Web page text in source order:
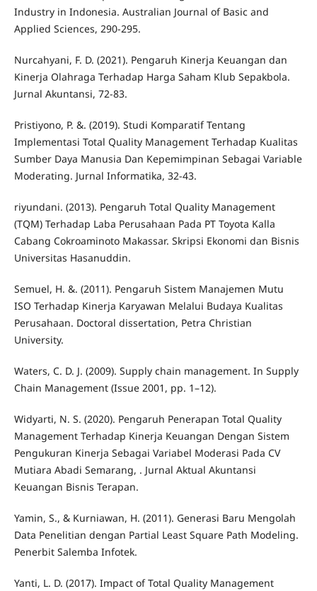
Industry in Indonesia. Australian Journal of Basic and
Applied Sciences, 290-295.
Nurcahyani, F. D. (2021). Pengaruh Kinerja Keuangan dan
Kinerja Olahraga Terhadap Harga Saham Klub Sepakbola.
Jurnal Akuntansi, 72-83.
Pristiyono, P. &. (2019). Studi Komparatif Tentang
Implementasi Total Quality Management Terhadap Kualitas
Sumber Daya Manusia Dan Kepemimpinan Sebagai Variable
Moderating. Jurnal Informatika, 32-43.
riyundani. (2013). Pengaruh Total Quality Management
(TQM) Terhadap Laba Perusahaan Pada PT Toyota Kalla
Cabang Cokroaminoto Makassar. Skripsi Ekonomi dan Bisnis
Universitas Hasanuddin.
Semuel, H. &. (2011). Pengaruh Sistem Manajemen Mutu
ISO Terhadap Kinerja Karyawan Melalui Budaya Kualitas
Perusahaan. Doctoral dissertation, Petra Christian
University.
Waters, C. D. J. (2009). Supply chain management. In Supply
Chain Management (Issue 2001, pp. 1–12).
Widyarti, N. S. (2020). Pengaruh Penerapan Total Quality
Management Terhadap Kinerja Keuangan Dengan Sistem
Pengukuran Kinerja Sebagai Variabel Moderasi Pada CV
Mutiara Abadi Semarang, . Jurnal Aktual Akuntansi
Keuangan Bisnis Terapan.
Yamin, S., & Kurniawan, H. (2011). Generasi Baru Mengolah
Data Penelitian dengan Partial Least Square Path Modeling.
Penerbit Salemba Infotek.
Yanti, L. D. (2017). Impact of Total Quality Management